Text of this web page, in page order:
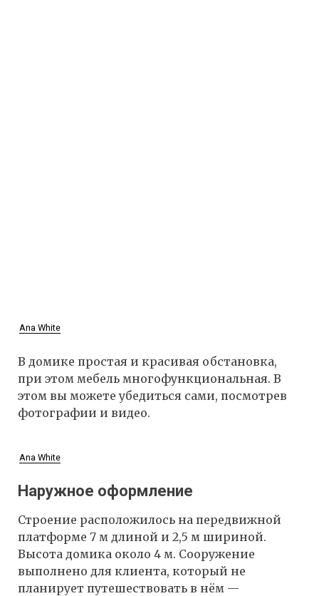
Ana White
В домике простая и красивая обстановка,
при этом мебель многофункциональная. В
этом вы можете убедиться сами, посмотрев
фотографии и видео.
Ana White
Наружное оформление
Строение расположилось на передвижной
платформе 7 м длиной и 2,5 м шириной.
Высота домика около 4 м. Сооружение
выполнено для клиента, который не
планирует путешествовать в нём —